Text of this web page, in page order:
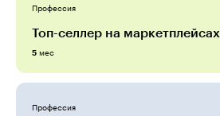
Профессия
Топ-селлер на маркетплейсах
5 мес
Профессия